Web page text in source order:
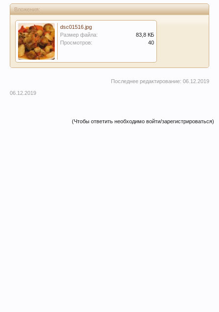
Вложения:
dsc01516.jpg
Размер файла:
83,8 КБ
Просмотров:
40
Последнее редактирование: 06.12.2019
06.12.2019
(Чтобы ответить необходимо войти/зарегистрироваться)